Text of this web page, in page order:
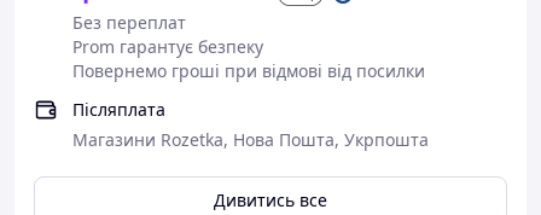
Без переплат
Prom гарантує безпеку
Повернемо гроші при відмові від посилки
Післяплата
Магазини Rozetka, Нова Пошта, Укрпошта
Дивитись все